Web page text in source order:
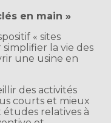
en main »
« sites
la vie des
une usine en
des activités
courts et mieux
relatives à